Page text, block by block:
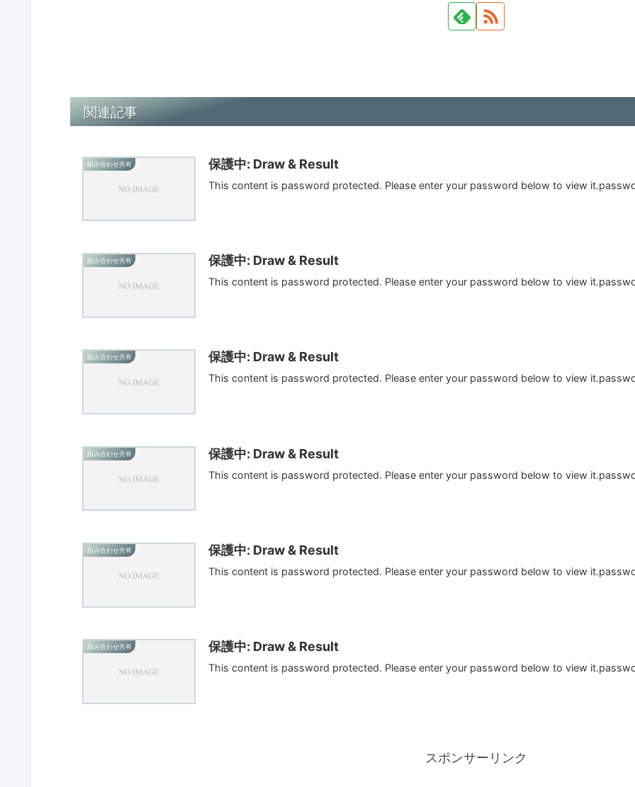
関連記事
組み合わせ共有 保護中: Draw & Result
This content is password protected. Please enter your password below to view
組み合わせ共有 保護中: Draw & Result
This content is password protected. Please enter your password below to view
組み合わせ共有 保護中: Draw & Result
This content is password protected. Please enter your password below to view
組み合わせ共有 保護中: Draw & Result
This content is password protected. Please enter your password below to view
組み合わせ共有 保護中: Draw & Result
This content is password protected. Please enter your password below to view
組み合わせ共有 保護中: Draw & Result
This content is password protected. Please enter your password below to view
スポンサーリンク